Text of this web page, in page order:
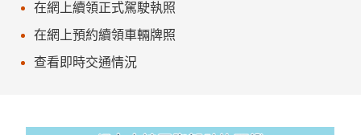
在網上續領正式駕駛執照
在網上預約續領車輛牌照
查看即時交通情況